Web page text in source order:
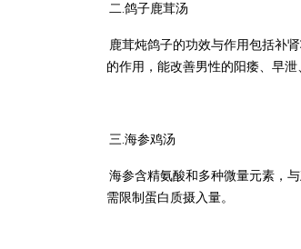
二 鸽子鹿茸汤
鹿茸炖鸽子的功效与作用包括补
的作用，能改善男性的阳痿、早泄
三 海参鸡汤
海参含精氨酸和多种微量元素，
需限制蛋白质摄入量。